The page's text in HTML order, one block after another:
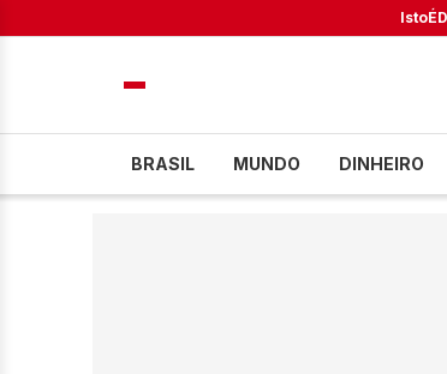
IstoÉ
BRASIL MUNDO DINHEIRO